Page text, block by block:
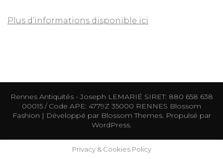
Plus d’informations disponible ici
Rennes Antiquités - Joseph LEMARIÉ SIRET: 880 658 638
00015 / Code APE: 4779Z 35000 RENNES Blossom
Fashion | Développé parBlossom Themes. Propulsé par
WordPress.
Privacy & Cookies Policy